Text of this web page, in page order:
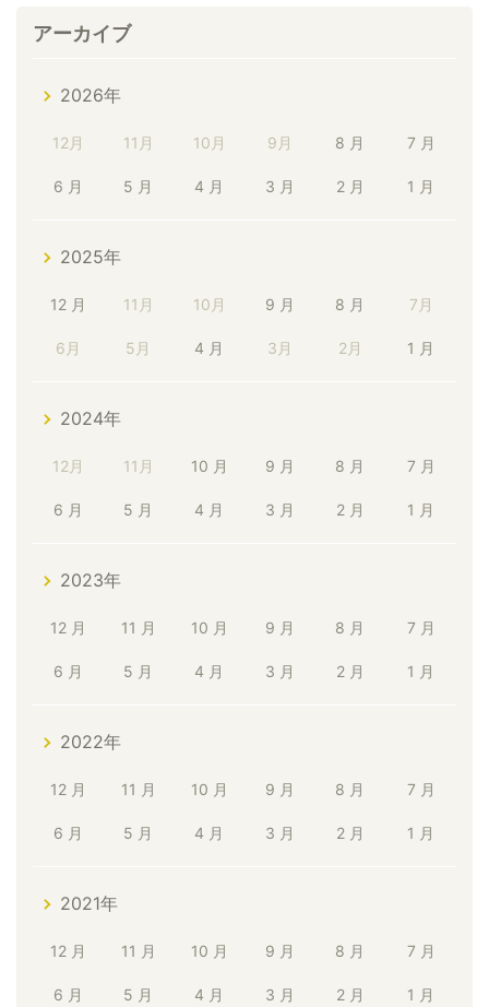
アーカイブ
2026年
12月 11月 10月 9月 8 月 7 月
6 月 5 月 4 月 3 月 2 月 1 月
2025年
12 月 11月 10月 9 月 8 月 7月
6月 5月 4 月 3月 2月 1 月
2024年
12月 11月 10 月 9 月 8 月 7 月
6 月 5 月 4 月 3 月 2 月 1 月
2023年
12 月 11 月 10 月 9 月 8 月 7 月
6 月 5 月 4 月 3 月 2 月 1 月
2022年
12 月 11 月 10 月 9 月 8 月 7 月
6 月 5 月 4 月 3 月 2 月 1 月
2021年
12 月 11 月 10 月 9 月 8 月 7 月
6 月 5 月 4 月 3 月 2 月 1 月